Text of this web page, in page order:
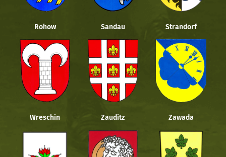
Rohow Sandau Strandorf
Wreschin Zauditz Zawada